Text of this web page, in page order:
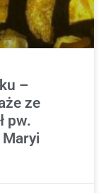
–
ze
pw.